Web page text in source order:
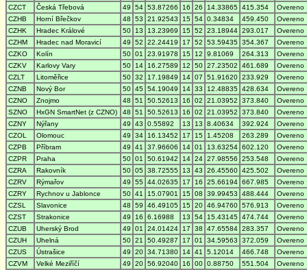
CZCT
Česká Třebová 49 54 53.87266 16 26 14.33865 415.354
Overeno
CZHB
Horní Břečkov 48 53 21.92543 15 54 0.34834 459.450
Overeno
CZHK
Hradec Králové 50 13 13.23969 15 52 23.18944 293.017
Overeno
CZHM
Hradec nad Moravicí 49 52 22.24419 17 52 53.59435 354.367
Overeno
CZKO
Kolín 50 01 23.91978 15 12 9.81069 264.313
Overeno
CZKV
Karlovy Vary 50 14 16.27589 12 50 27.23502 461.689
Overeno
CZLT
Litoměřice 50 32 17.19849 14 07 51.91620 233.929
Overeno
CZNB
Nový Bor 50 45 54.19049 14 33 12.48835 428.634
Overeno
CZNO
Znojmo 48 51 50.52613 16 02 21.03952 373.840
Overeno
SZNO
HxGN SmartNet (z CZNO) 48 51 50.52613 16 02 21.03952 373.840
Overeno
CZNY
Nýřany 49 43 0.55892 13 13 8.40634 392.924
Overeno
CZOL
Olomouc 49 34 16.13452 17 15 1.45208 263.289
Overeno
CZPB
Příbram 49 41 37.96606 14 01 13.63254 602.120
Overeno
CZPR
Praha 50 01 50.61942 14 24 27.98556 253.548
Overeno
CZRA
Rakovník 50 05 38.72555 13 43 26.45560 425.502
Overeno
CZRV
Rýmařov 49 55 44.02635 17 16 25.66194 667.985
Overeno
CZRY
Rychnov u Jablonce 50 41 15.07901 15 08 39.99453 488.444
Overeno
CZSL
Slavonice 48 59 46.49105 15 20 46.94760 576.913
Overeno
CZST
Strakonice 49 16 6.16988 13 54 15.43145 474.744
Overeno
CZUB
Uherský Brod 49 01 24.01424 17 38 47.65584 283.357
Overeno
CZUH
Uhelná 50 21 50.49287 17 01 34.59563 372.059
Overeno
CZUS
Ústrašice 49 20 34.71380 14 41 5.12014 466.748
Overeno
CZVM
Velké Meziříčí 49 20 56.92040 16 00 0.88750 551.504
Overeno